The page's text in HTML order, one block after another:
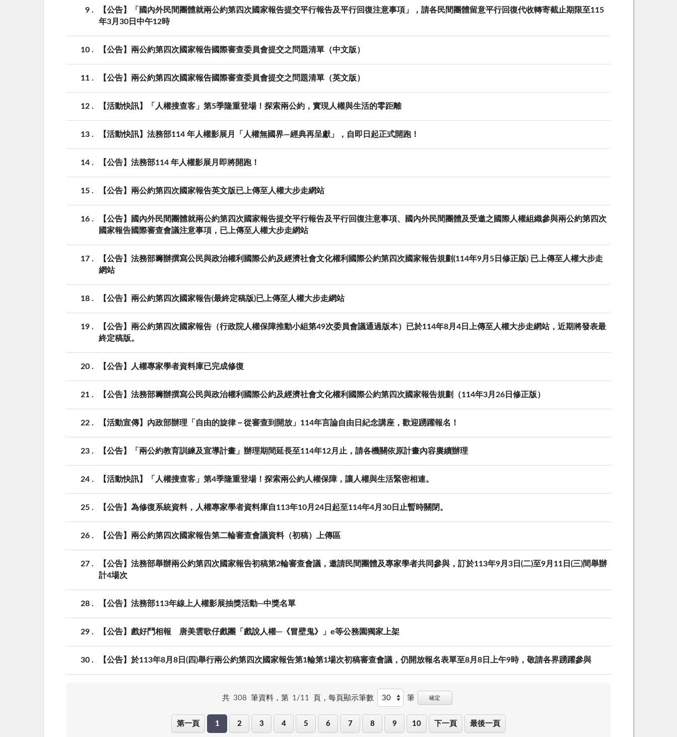
9
【公告】「國內外民間團體就兩公約第四次國家報告提交平行報告及平行回復注意事項」，請各民間團體留意平行回復代收轉寄截止期限至115
年3月30日中午12時
10 【公告】兩公約第四次國家報告國際審查委員會提交之問題清單（中文版）
11 【公告】兩公約第四次國家報告國際審查委員會提交之問題清單（英文版）
12 【活動快訊】「人權搜查客」第5季隆重登場！探索兩公約，實現人權與生活的零距離
13 【活動快訊】法務部114 年人權影展月「人權無國界—經典再呈獻」，自即日起正式開跑！
14 【公告】法務部114 年人權影展月即將開跑！
15 【公告】兩公約第四次國家報告英文版已上傳至人權大步走網站
16
【公告】國內外民間團體就兩公約第四次國家報告提交平行報告及平行回復注意事項、國內外民間團體及受邀之國際人權組織參與兩公約第四次
國家報告國際審查會議注意事項，已上傳至人權大步走網站
17
【公告】法務部籌辦撰寫公民與政治權利國際公約及經濟社會文化權利國際公約第四次國家報告規劃(114年9月5日修正版) 已上傳至人權大步走
網站
18 【公告】兩公約第四次國家報告(最終定稿版)已上傳至人權大步走網站
19
【公告】兩公約第四次國家報告（行政院人權保障推動小組第49次委員會議通過版本）已於114年8月4日上傳至人權大步走網站，近期將發表最
終定稿版。
20 【公告】人權專家學者資料庫已完成修復
21 【公告】法務部籌辦撰寫公民與政治權利國際公約及經濟社會文化權利國際公約第四次國家報告規劃（114年3月26日修正版）
22 【活動宣傳】內政部辦理「自由的旋律－從審查到開放」114年言論自由日紀念講座，歡迎踴躍報名！
23 【公告】「兩公約教育訓練及宣導計畫」辦理期間延長至114年12月止，請各機關依原計畫內容賡續辦理
24 【活動快訊】「人權搜查客」第4季隆重登場！探索兩公約人權保障，讓人權與生活緊密相連。
25 【公告】為修復系統資料，人權專家學者資料庫自113年10月24日起至114年4月30日止暫時關閉。
26 【公告】兩公約第四次國家報告第二輪審查會議資料（初稿）上傳區
27
【公告】法務部舉辦兩公約第四次國家報告初稿第2輪審查會議，邀請民間團體及專家學者共同參與，訂於113年9月3日(二)至9月11日(三)間舉辦
計4場次
28 【公告】法務部113年線上人權影展抽獎活動─中獎名單
29 【公告】戲好鬥相報 唐美雲歌仔戲團「戲說人權─《冒壁鬼》」e等公務園獨家上架
30 【公告】於113年8月8日(四)舉行兩公約第四次國家報告第1輪第1場次初稿審查會議，仍開放報名表單至8月8日上午9時，敬請各界踴躍參與
共 308 筆資料，第 1/11 頁， 每頁顯示筆數 筆 確定
第一頁 1 2 3 4 5 6 7 8 9 10 下一頁 最後一頁